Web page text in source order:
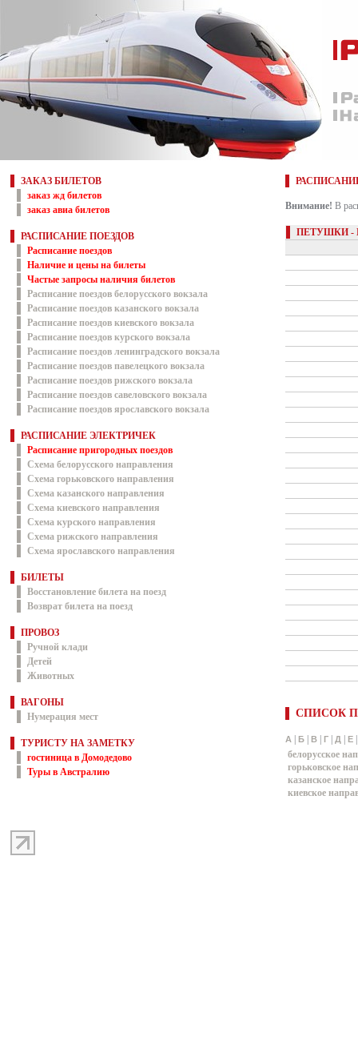
ЗАКАЗ БИЛЕТОВ
заказ жд билетов
заказ авиа билетов
РАСПИСАНИЕ ПОЕЗДОВ
Расписание поездов
Наличие и цены на билеты
Частые запросы наличия билетов
Расписание поездов белорусского вокзала
Расписание поездов казанского вокзала
Расписание поездов киевского вокзала
Расписание поездов курского вокзала
Расписание поездов ленинградского вокзала
Расписание поездов павелецкого вокзала
Расписание поездов рижского вокзала
Расписание поездов савеловского вокзала
Расписание поездов ярославского вокзала
РАСПИСАНИЕ ЭЛЕКТРИЧЕК
Расписание пригородных поездов
Схема белорусского направления
Схема горьковского направления
Схема казанского направления
Схема киевского направления
Схема курского направления
Схема рижского направления
Схема ярославского направления
БИЛЕТЫ
Восстановление билета на поезд
Возврат билета на поезд
ПРОВОЗ
Ручной клади
Детей
Животных
ВАГОНЫ
Нумерация мест
ТУРИСТУ НА ЗАМЕТКУ
гостиница в Домодедово
Туры в Австралию
Внимание! В
ПЕТУШКИ -
СПИСОК
А Б В Г Д Е
белорусское
горьковское
казанское
киевское